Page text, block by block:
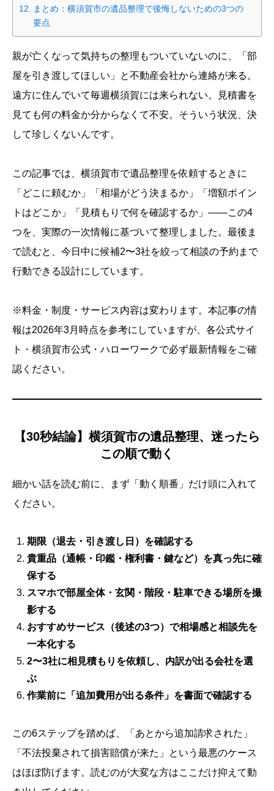
まとめ：横須賀市の遺品整理で後悔しないための3つの
要点
親が亡くなって気持ちの整理もついていないのに、「部
屋を引き渡してほしい」と不動産会社から連絡が来る。
遠方に住んでいて毎週横須賀には来られない。見積書を
見ても何の料金か分からなくて不安。そういう状況、決
して珍しくないんです。
この記事では、横須賀市で遺品整理を依頼するときに
「どこに頼むか」「相場がどう決まるか」「増額ポイン
トはどこか」「見積もりで何を確認するか」——この4
つを、実際の一次情報に基づいて整理しました。最後ま
で読むと、今日中に候補2〜3社を絞って相談の予約まで
行動できる設計にしています。
※料金・制度・サービス内容は変わります。本記事の情
報は2026年3月時点を参考にしていますが、各公式サイ
ト・横須賀市公式・ハローワークで必ず最新情報をご確
認ください。
【30秒結論】横須賀市の遺品整理、迷ったら
この順で動く
細かい話を読む前に、まず「動く順番」だけ頭に入れて
ください。
期限（退去・引き渡し日）を確認する
貴重品（通帳・印鑑・権利書・鍵など）を真っ先に確
保する
スマホで部屋全体・玄関・階段・駐車できる場所を撮
影する
おすすめサービス（後述の3つ）で相場感と相談先を
一本化する
2〜3社に相見積もりを依頼し、内訳が出る会社を選
ぶ
作業前に「追加費用が出る条件」を書面で確認する
この6ステップを踏めば、「あとから追加請求された」
「不法投棄されて損害賠償が来た」という最悪のケース
はほぼ防げます。読むのが大変な方はここだけ抑えて動